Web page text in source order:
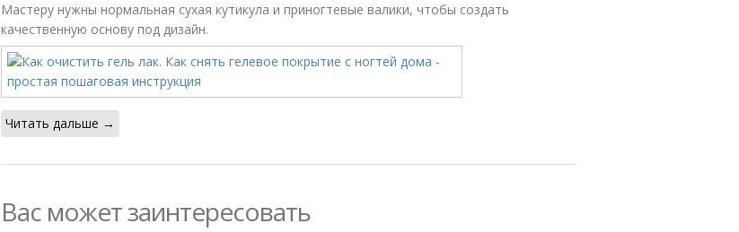
Мастеру нужны нормальная сухая кутикула и приногтевые валики, чтобы создать
качественную основу под дизайн.
Читать дальше →
Вас может заинтересовать